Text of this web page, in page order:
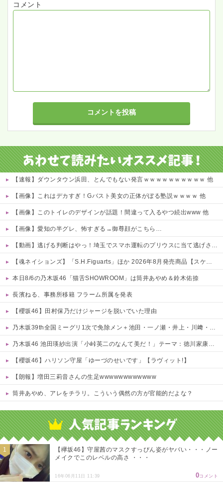
コメント
【速報】ダウンタウン浜田、とんでもない発言ｗｗｗｗｗｗｗｗｗｗ 他
【画像】これはデカすぎ！Gバスト美女の正体がぼる塾説ｗｗｗｗ 他
【画像】このトイレのデザインが話題！間違って入るやつ続出www 他
【画像】愛知の半グレ、怖すぎる→御尊顔がこちら…
【動画】逃げる判断はやっ！埼玉でスマホ運転のプリウスに当て逃げされる車載。
【魂ネイションズ】「S.H.Figuarts」ほか 2026年8月発売商品【スケジュール公開】
本日8/6の乃木坂46「猫舌SHOWROOM」は筒井あやめ＆鈴木佑捺
長濱ねる、事務所移籍 フラーム所属を発表
【櫻坂46】田村保乃だけジャージを脱いでいた理由
乃木坂39th全国ミーグリ1次で免除メン＋池田・一ノ瀬・井上・川﨑・菅原・中西が全完売
乃木坂46 池田瑛紗出演「小峠英二のなんて美だ！」テーマ：徳川家康【2025.8.5 24:00〜 TOKYO MX】
【櫻坂46】ハリソン守屋「ゆーづのせいです」【ラヴィット!】
【朗報】増田三莉音さんの生足wwwwwwwwwwww
筒井あやめ、アレをチラリ。こういう偶然の方が官能的だよな？
【欅坂46】守屋茜のマスクすっぴん姿がヤバい・・・ノー
メイクでこのレベルの高さ ・・・
16年06月11日 11:39 0コメント